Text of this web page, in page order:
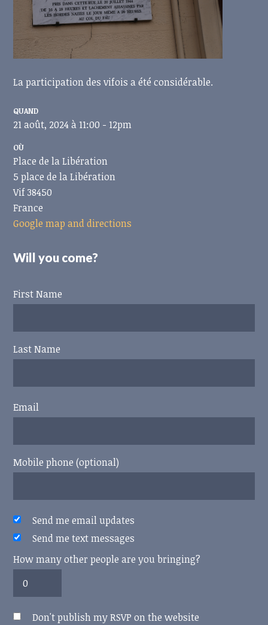
La participation des vifois a été considérable.
QUAND
21 août, 2024 à 11:00 - 12pm
OÙ
Place de la Libération
5 place de la Libération
Vif 38450
France
Google map and directions
Will you come?
First Name
Last Name
Email
Mobile phone (optional)
Send me email updates
Send me text messages
How many other people are you bringing?
Don't publish my RSVP on the website